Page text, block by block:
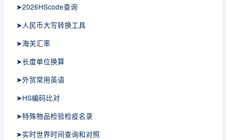
➤2026HScode查询
➤人民币大写转换工具
➤海关汇率
➤长度单位换算
➤外贸常用英语
➤HS编码比对
➤特殊物品检验检疫名录
➤实时世界时间查询和对照